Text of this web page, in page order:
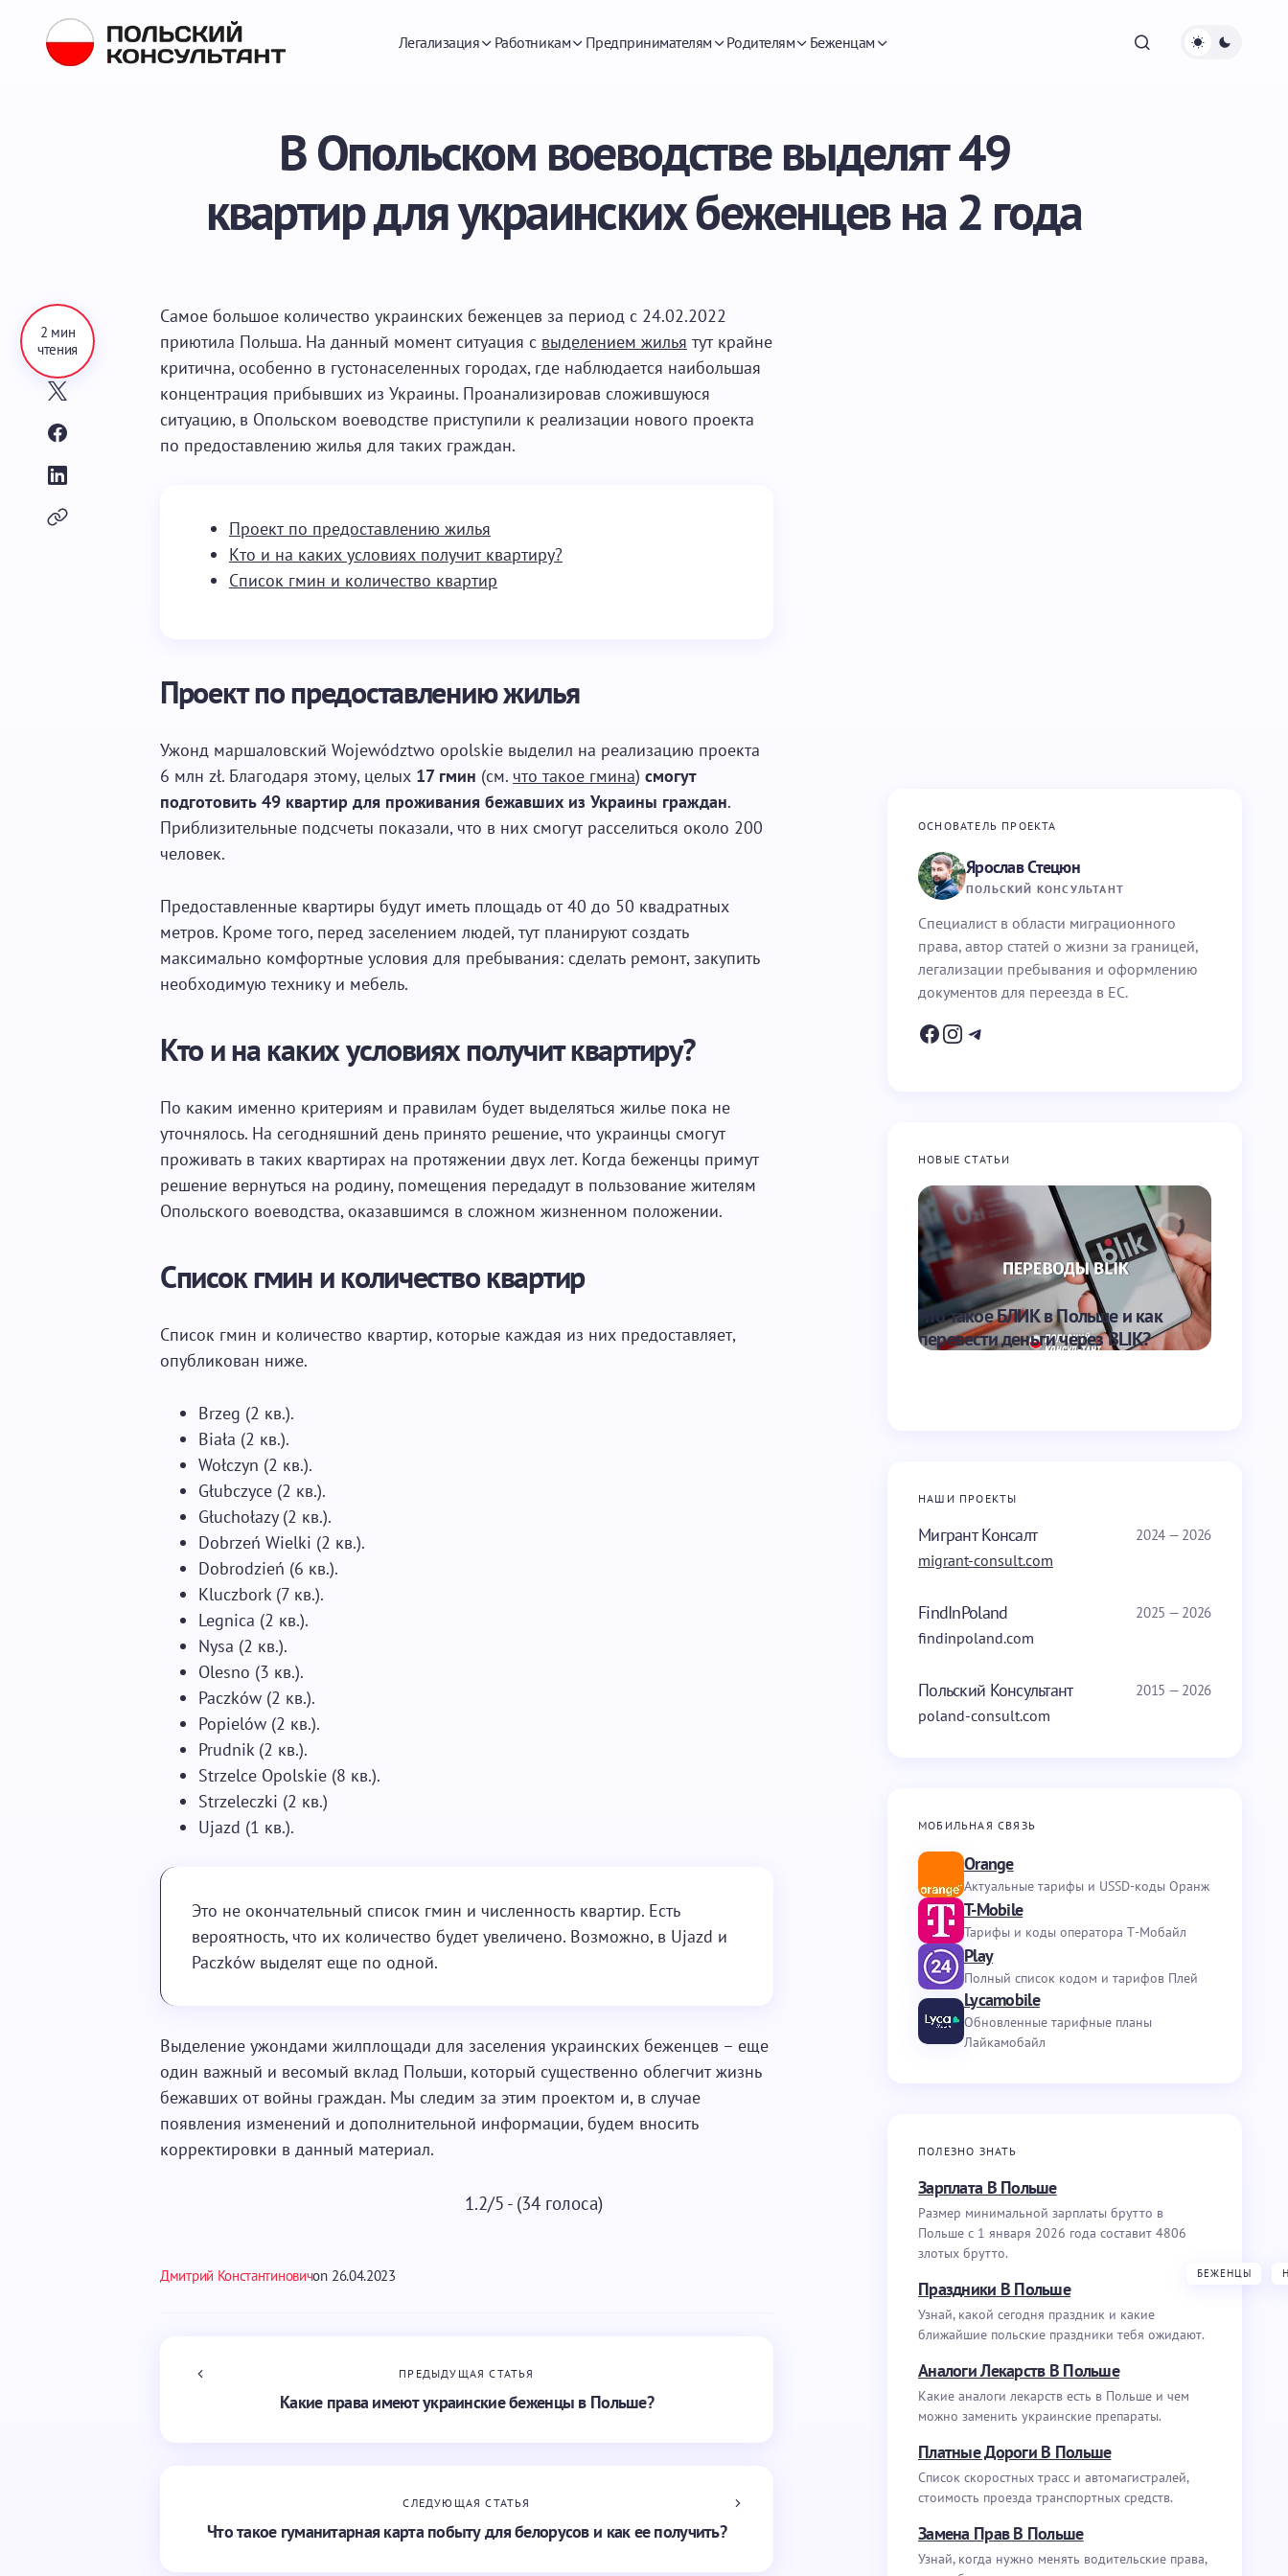
Легализация Работникам Предпринимателям Родителям Беженцам
В Опольском воеводстве выделят 49
квартир для украинских беженцев на 2 года
2 мин
чтения
Самое большое количество украинских беженцев за период с 24.02.2022
приютила Польша. На данный момент ситуация с выделением жилья тут крайне
критична, особенно в густонаселенных городах, где наблюдается наибольшая
концентрация прибывших из Украины. Проанализировав сложившуюся
ситуацию, в Опольском воеводстве приступили к реализации нового проекта
по предоставлению жилья для таких граждан.
Проект по предоставлению жилья
Кто и на каких условиях получит квартиру?
Список гмин и количество квартир
Проект по предоставлению жилья
Ужонд маршаловский Województwo opolskie выделил на реализацию проекта
6 млн zł. Благодаря этому, целых 17 гмин (см. что такое гмина) смогут
подготовить 49 квартир для проживания бежавших из Украины граждан.
Приблизительные подсчеты показали, что в них смогут расселиться около 200
человек.
Предоставленные квартиры будут иметь площадь от 40 до 50 квадратных
метров. Кроме того, перед заселением людей, тут планируют создать
максимально комфортные условия для пребывания: сделать ремонт, закупить
необходимую технику и мебель.
Кто и на каких условиях получит квартиру?
По каким именно критериям и правилам будет выделяться жилье пока не
уточнялось. На сегодняшний день принято решение, что украинцы смогут
проживать в таких квартирах на протяжении двух лет. Когда беженцы примут
решение вернуться на родину, помещения передадут в пользование жителям
Опольского воеводства, оказавшимся в сложном жизненном положении.
Список гмин и количество квартир
Список гмин и количество квартир, которые каждая из них предоставляет,
опубликован ниже.
Brzeg (2 кв.).
Biała (2 кв.).
Wołczyn (2 кв.).
Głubczyce (2 кв.).
Głuchołazy (2 кв.).
Dobrzeń Wielki (2 кв.).
Dobrodzień (6 кв.).
Kluczbork (7 кв.).
Legnica (2 кв.).
Nysa (2 кв.).
Olesno (3 кв.).
Paczków (2 кв.).
Popielów (2 кв.).
Prudnik (2 кв.).
Strzelce Opolskie (8 кв.).
Strzeleczki (2 кв.)
Ujazd (1 кв.).
Это не окончательный список гмин и численность квартир. Есть
вероятность, что их количество будет увеличено. Возможно, в Ujazd и
Paczków выделят еще по одной.
Выделение ужондами жилплощади для заселения украинских беженцев – еще
один важный и весомый вклад Польши, который существенно облегчит жизнь
бежавших от войны граждан. Мы следим за этим проектом и, в случае
появления изменений и дополнительной информации, будем вносить
корректировки в данный материал.
1.2/5 - (34 голоса)
Дмитрий Константиновичon 26.04.2023 БЕЖЕНЦЫ
ПРЕДЫДУЩАЯ СТАТЬЯ
Какие права имеют украинские беженцы в Польше?
СЛЕДУЮЩАЯ СТАТЬЯ
Что такое гуманитарная карта побыту для белорусов и как ее получить?
ОСНОВАТЕЛЬ ПРОЕКТА
Ярослав Стецюн
ПОЛЬСКИЙ КОНСУЛЬТАНТ
Специалист в области миграционного
права, автор статей о жизни за границей,
легализации пребывания и оформлению
документов для переезда в ЕС.
НОВЫЕ СТАТЬИ
Что такое БЛИК в Польше и как
перевести деньги через BLIK?
НАШИ ПРОЕКТЫ
Мигрант Консалт 2024 — 2026
migrant-consult.com
FindInPoland 2025 — 2026
findinpoland.com
Польский Консультант 2015 — 2026
poland-consult.com
МОБИЛЬНАЯ СВЯЗЬ
Orange
Актуальные тарифы и USSD-коды Оранж
T-Mobile
Тарифы и коды оператора Т-Мобайл
Play
Полный список кодом и тарифов Плей
Lycamobile
Обновленные тарифные планы
Лайкамобайл
ПОЛЕЗНО ЗНАТЬ
Зарплата В Польше
Размер минимальной зарплаты брутто в
Польше с 1 января 2026 года составит 4806
злотых брутто.
Праздники В Польше
Узнай, какой сегодня праздник и какие
ближайшие польские праздники тебя ожидают.
Аналоги Лекарств В Польше
Какие аналоги лекарств есть в Польше и чем
можно заменить украинские препараты.
Платные Дороги В Польше
Список скоростных трасс и автомагистралей,
стоимость проезда транспортных средств.
Замена Прав В Польше
Узнай, когда нужно менять водительские права,